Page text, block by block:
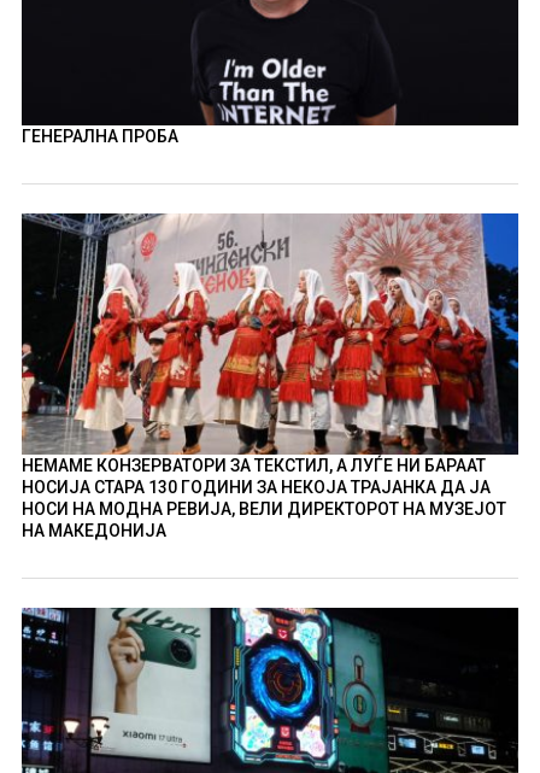
ГЕНЕРАЛНА ПРОБА
НЕМАМЕ КОНЗЕРВАТОРИ ЗА ТЕКСТИЛ, А ЛУЃЕ НИ БАРААТ
НОСИЈА СТАРА 130 ГОДИНИ ЗА НЕКОЈА ТРАЈАНКА ДА ЈА
НОСИ НА МОДНА РЕВИЈА, ВЕЛИ ДИРЕКТОРОТ НА МУЗЕЈОТ
НА МАКЕДОНИЈА